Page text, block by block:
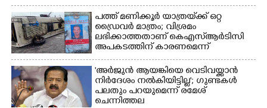
പത്ത് മണിക്കൂർ യാത്രയ്‌ക്ക് ഒറ്റ
ഡ്രൈവർ മാത്രം; വിശ്രമം
ലഭിക്കാത്തതാണ് കെഎസ്‌ആർടിസി
അപകടത്തിന് കാരണമെന്ന്
വിമർശനം
'അർജുൻ ആയങ്കിയെ വെടിവയ്ക്കാൻ
നിർദേശം നൽകിയിട്ടില്ല'; ഗുണ്ടകൾ
പലതും പറയുമെന്ന് രമേശ്
ചെന്നിത്തല